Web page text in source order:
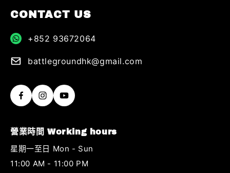
CONTACT US
+852 93672064
battlegroundhk@gmail.com
營業時間 Working hours
星期一至日 Mon - Sun
11:00 AM - 11:00 PM